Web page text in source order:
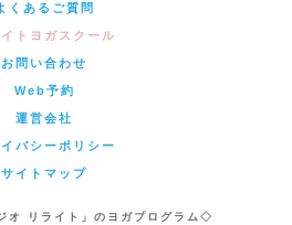
くあるご質問
イトヨガスクール
お問い合わせ
Web予約
運営会社
バシーポリシー
サイトマップ
オ リライト」のヨガプログラム◇